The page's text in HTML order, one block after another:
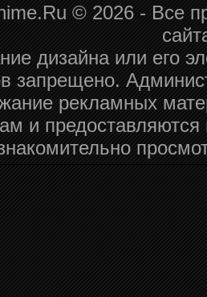
© 2026 - Все
дизайна или его
запрещено.
рекламных
и